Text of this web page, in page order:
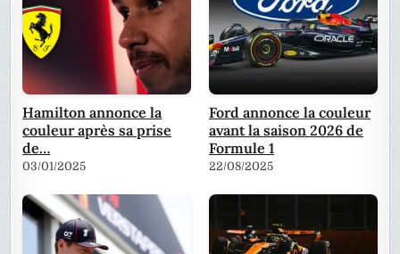
Hamilton annonce la
couleur après sa prise
de…
03/01/2025
Ford annonce la couleur
avant la saison 2026 de
Formule 1
22/08/2025